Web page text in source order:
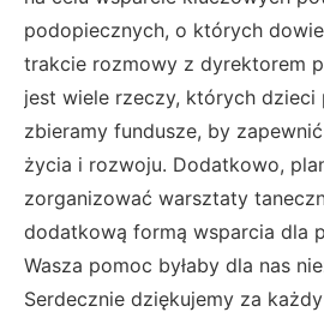
podopiecznych, o których
trakcie rozmowy z dyrektorem
jest wiele rzeczy, których dzieci
zbieramy fundusze, by
życia i rozwoju. Dodatkowo,
zorganizować warsztaty
dodatkową formą wsparcia dla
Wasza pomoc byłaby dla nas
Serdecznie dziękujemy za